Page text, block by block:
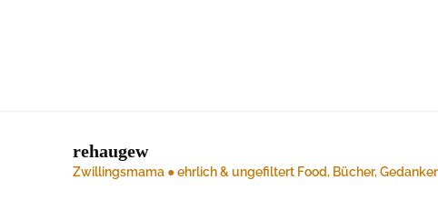
rehaugew
Zwillingsmama ● ehrlich & ungefiltert Food, Bücher,